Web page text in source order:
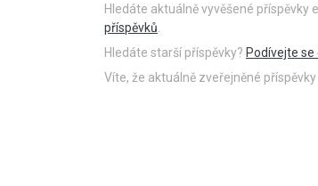
Hledáte aktuálně vyvěšené příspěvky
příspěvků
Hledáte starší příspěvky? Podívejte se
Víte, že aktuálně zveřejněné